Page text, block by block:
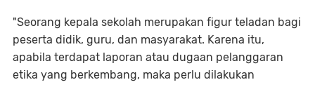
"Seorang kepala sekolah merupakan figur teladan bagi
peserta didik, guru, dan masyarakat. Karena itu,
apabila terdapat laporan atau dugaan pelanggaran
etika yang berkembang, maka perlu dilakukan